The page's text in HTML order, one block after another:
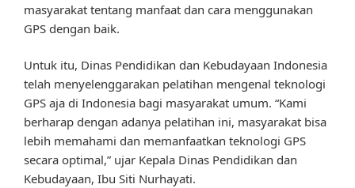
masyarakat tentang manfaat dan cara menggunakan
GPS dengan baik.
Untuk itu, Dinas Pendidikan dan Kebudayaan Indonesia
telah menyelenggarakan pelatihan mengenal teknologi
GPS aja di Indonesia bagi masyarakat umum. “Kami
berharap dengan adanya pelatihan ini, masyarakat bisa
lebih memahami dan memanfaatkan teknologi GPS
secara optimal,” ujar Kepala Dinas Pendidikan dan
Kebudayaan, Ibu Siti Nurhayati.